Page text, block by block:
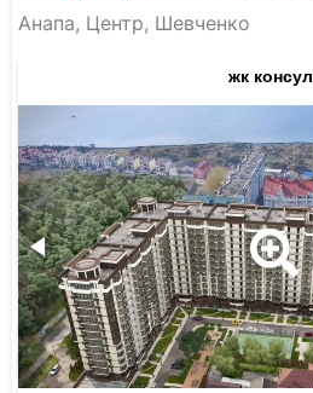
Анапа, Центр, Шевченко
жк консул